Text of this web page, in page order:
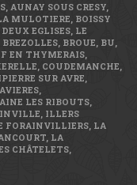
AUNAY SOUS CRESY,
MULOTIERE, BOISSY
EGLISES, LE
BROUE, BU,
EN THYMERAIS,
COUDEMANCHE,
SUR AVRE,
LES RIBOUTS,
ILLERS
FORAINVILLIERS, LA
LA
CHÂTELETS,